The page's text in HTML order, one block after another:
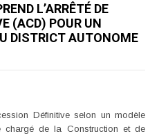
L’ARRÊTÉ DE
(ACD) POUR UN
DISTRICT AUTONOME
Définitive selon un modèle
chargé de la Construction et de